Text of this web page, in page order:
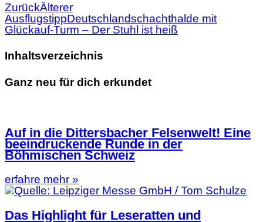
ZurückÄlterer
AusflugstippDeutschlandschachthalde mit
Glückauf-Turm – Der Stuhl ist heiß
Inhaltsverzeichnis
Ganz neu für dich erkundet
Auf in die Dittersbacher Felsenwelt! Eine
beeindruckende Runde in der
Böhmischen Schweiz
erfahre mehr »
Das Highlight für Leseratten und